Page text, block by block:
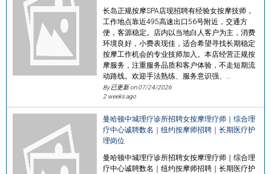
长岛正规按摩SPA店现招聘有经验女按摩技师，
工作地点靠近495高速出口56号附近，交通方
便，客源稳定。店内以当地白人客户为主，消费
环境良好，小费表现佳，适合希望寻找长期稳定
按摩工作机会的专业技师加入。本店经营正规按
摩服务，注重服务品质和客户体验，不走短期流
动路线。欢迎手法熟练、服务意识强、…
By 已更新 on07/24/2026
2 weeks ago
曼哈顿中城理疗诊所招聘女按摩理疗师｜综合理
疗中心诚聘数名｜纽约按摩师招聘｜长期医疗护
理岗位
曼哈顿中城理疗诊所招聘女按摩理疗师｜综合理
疗中心诚聘数名｜纽约按摩师招聘｜长期医疗护